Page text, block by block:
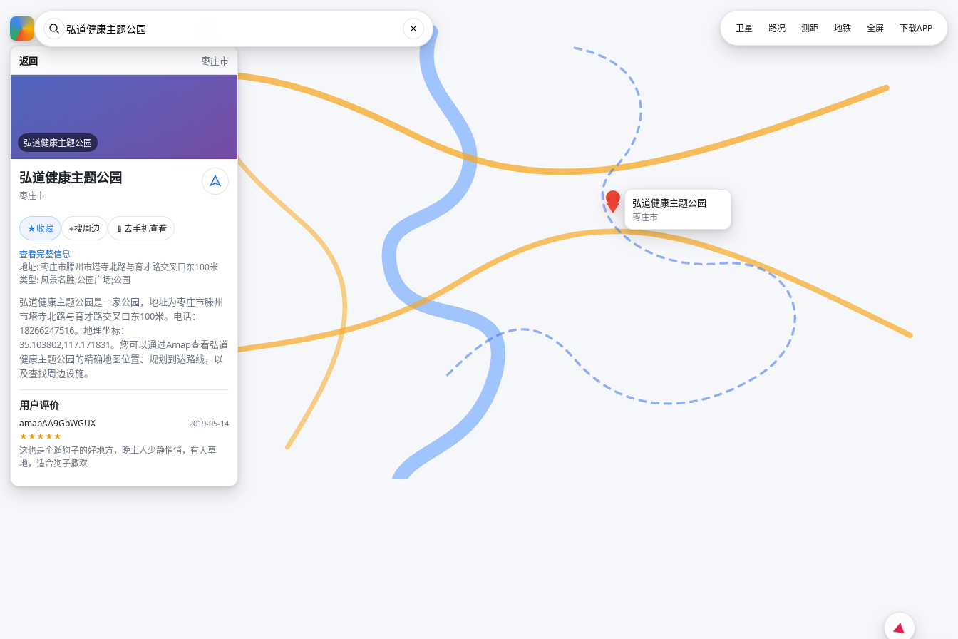
返回 枣庄市
弘道健康主题公园
弘道健康主题公园
枣庄市
★收藏 ⌖搜周边 📱 去手机查看
查看完整信息
地址: 枣庄市滕州市塔寺北路与育才路交叉口东100米
类型: 风景名胜;公园广场;公园
弘道健康主题公园是一家公园，地址为枣庄市滕州
市塔寺北路与育才路交叉口东100米。电话：
18266247516。地理坐标：
35.103802,117.171831。您可以通过Amap查看弘道
健康主题公园的精确地图位置、规划到达路线，以
及查找周边设施。
用户评价
amapAA9GbWGUX
2019-05-14
★★★★★
这也是个遛狗子的好地方，晚上人少静悄悄，有大草
地，适合狗子撒欢
弘道健康主题公园
枣庄市
卫星 路况 测距 地铁 全屏 下载APP